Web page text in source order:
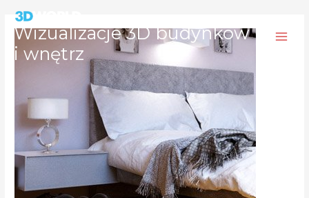
treściWizualizacje 3D budynków
i wnętrz